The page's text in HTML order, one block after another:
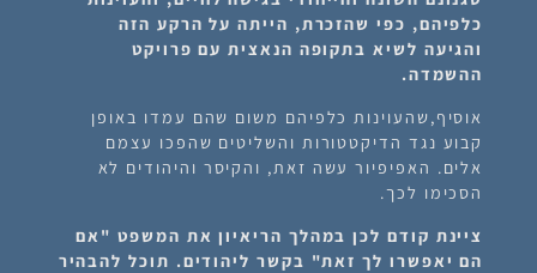
כלפיהם, כפי שהזכרת, הייתה על הרקע הזה
והגיעה לשיא בתקופה הנאצית עם פרויקט
ההשמדה.
אוסיף,שהעוינות כלפיהם משום שהם עמדו באופן
קבוע נגד הדיקטטורות והשליטים שהפכו עצמם
אלים. האפיפיור עשה זאת, והקיסר והיהודים לא
הסכימו לכך.
ציינת קודם לכן במהלך הריאיון את המשפט "אם
הם יאפשרו לך זאת" בקשר ליהודים. תוכל להבהיר